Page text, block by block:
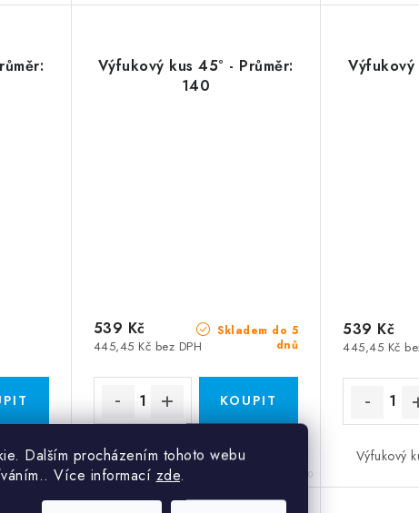
Dalším procházením tohoto webu
Více informací zde.
250
VK.45.250
Výfukový kus 45° - Průměr:
140
Skladem do 5
dnů
445,45 Kč bez DPH
539 Kč
Výfukový kus 45° - Průměr: 140
VK.45.140
Výfukový
445,45 Kč
539 Kč
Výfukový